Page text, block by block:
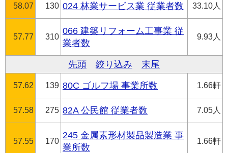
58.07 130 024 林業サービス業 従業者数 33.10人
57.77 310
066 建築リフォーム工事業 従
業者数
9.93人
先頭 絞り込み 末尾
57.62 139 80C ゴルフ場 事業所数 1.66軒
57.58 275 82A 公民館 従業者数 7.05人
57.55 170
245 金属素形材製品製造業 事
業所数
1.66軒